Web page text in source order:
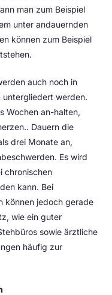
man zum Beispiel
unter andauernden
können zum Beispiel
auch noch in
werden.
Wochen an-halten,
Dauern die
drei Monate an,
Es wird
chronischen
kann. Bei
können jedoch gerade
wie ein guter
sowie ärztliche
häufig zur